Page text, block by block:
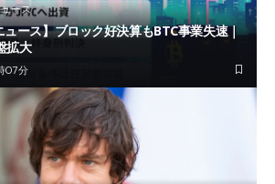
ース
ース】ブロック好決算もBTC事業失速｜
拡大
07分